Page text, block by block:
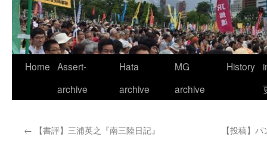
Home Assert-
archive
Hata
archive
MG
archive
History
← 【書評】三浦英之『南三陸日記』 【投稿】